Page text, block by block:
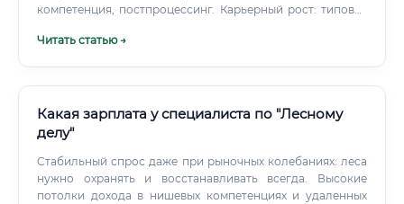
компетенция, постпроцессинг. Карьерный рост: типовая
мебели: чертежи под контролем, корректировки,
Читать статью →
Какая зарплата у специалиста по "Лесному
делу"
Стабильный спрос даже при рыночных колебаниях: леса
нужно охранять и восстанавливать всегда. Высокие
потолки дохода в нишевых компетенциях и удаленных